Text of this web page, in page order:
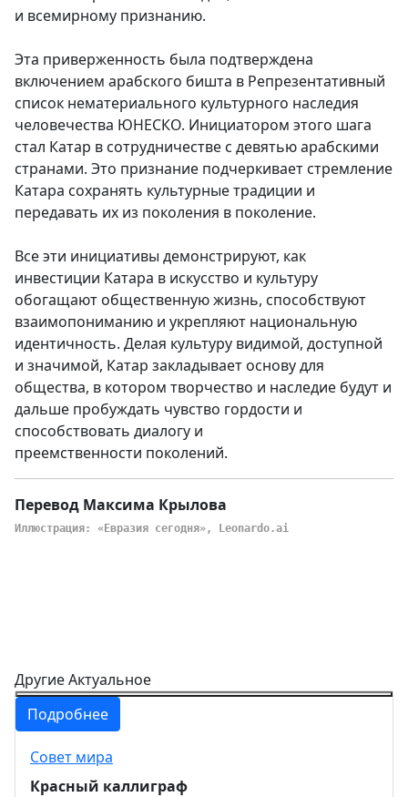
и всемирному признанию.
Эта приверженность была подтверждена
включением арабского бишта в Репрезентативный
список нематериального культурного наследия
человечества ЮНЕСКО. Инициатором этого шага
стал Катар в сотрудничестве с девятью арабскими
странами. Это признание подчеркивает стремление
Катара сохранять культурные традиции и
передавать их из поколения в поколение.
Все эти инициативы демонстрируют, как
инвестиции Катара в искусство и культуру
обогащают общественную жизнь, способствуют
взаимопониманию и укрепляют национальную
идентичность. Делая культуру видимой, доступной
и значимой, Катар закладывает основу для
общества, в котором творчество и наследие будут и
дальше пробуждать чувство гордости и
способствовать диалогу и
преемственности поколений.
Перевод Максима Крылова
Иллюстрация: «Евразия сегодня», Leonardo.ai
Другие Актуальное
Подробнее
Совет мира
Красный каллиграф